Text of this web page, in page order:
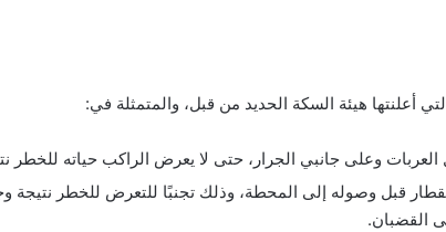
أعلنتها هيئة السكة الحديد من قبل، والمتمثلة في:
وعلى جانبي الجرار، حتى لا يعرض الراكب حياته
قبل وصوله إلى المحطة، وذلك تجنبًا للتعرض للخطر
القضبان.